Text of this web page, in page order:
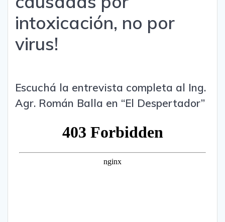
intoxicación, no por
virus!
Escuchá la entrevista completa al Ing.
Agr. Román Balla en “El Despertador”